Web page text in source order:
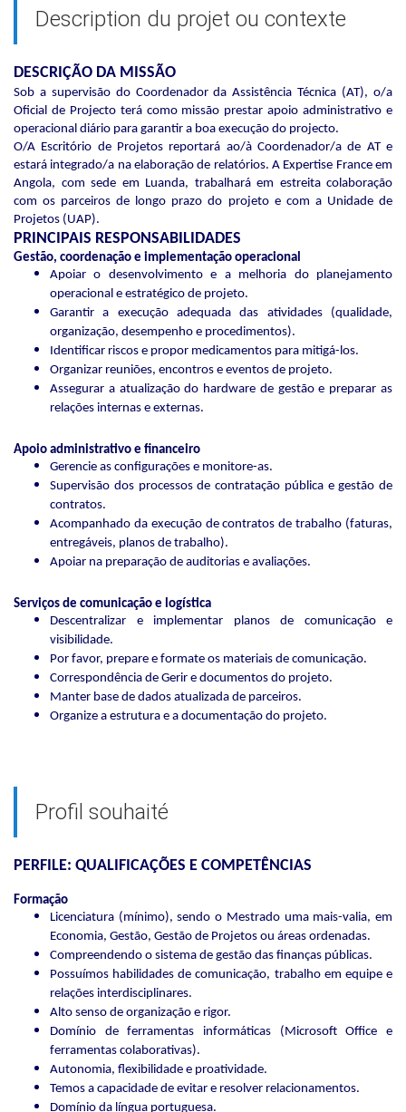
Description du projet ou contexte
DESCRIÇÃO DA MISSÃO
Sob a supervisão do Coordenador da Assistência Técnica (AT), o/a
Oficial de Projecto terá como missão prestar apoio administrativo e
operacional diário para garantir a boa execução do projecto.
O/A Escritório de Projetos reportará ao/à Coordenador/a de AT e
estará integrado/a na elaboração de relatórios. A Expertise France em
Angola, com sede em Luanda, trabalhará em estreita colaboração
com os parceiros de longo prazo do projeto e com a Unidade de
Projetos (UAP).
PRINCIPAIS RESPONSABILIDADES
Gestão, coordenação e implementação operacional
Apoiar o desenvolvimento e a melhoria do planejamento
operacional e estratégico de projeto.
Garantir a execução adequada das atividades (qualidade,
organização, desempenho e procedimentos).
Identificar riscos e propor medicamentos para mitigá-los.
Organizar reuniões, encontros e eventos de projeto.
Assegurar a atualização do hardware de gestão e preparar as
relações internas e externas.
Apoio administrativo e financeiro
Gerencie as configurações e monitore-as.
Supervisão dos processos de contratação pública e gestão de
contratos.
Acompanhado da execução de contratos de trabalho (faturas,
entregáveis, planos de trabalho).
Apoiar na preparação de auditorias e avaliações.
Serviços de comunicação e logística
Descentralizar e implementar planos de comunicação e
visibilidade.
Por favor, prepare e formate os materiais de comunicação.
Correspondência de Gerir e documentos do projeto.
Manter base de dados atualizada de parceiros.
Organize a estrutura e a documentação do projeto.
Profil souhaité
PERFILE: QUALIFICAÇÕES E COMPETÊNCIAS
Formação
Licenciatura (mínimo), sendo o Mestrado uma mais-valia, em
Economia, Gestão, Gestão de Projetos ou áreas ordenadas.
Compreendendo o sistema de gestão das finanças públicas.
Possuímos habilidades de comunicação, trabalho em equipe e
relações interdisciplinares.
Alto senso de organização e rigor.
Domínio de ferramentas informáticas (Microsoft Office e
ferramentas colaborativas).
Autonomia, flexibilidade e proatividade.
Temos a capacidade de evitar e resolver relacionamentos.
Domínio da língua portuguesa.